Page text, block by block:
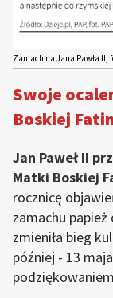
Zamach na Jana Pawła II,
Swoje
Boskiej
Jan Paweł II
Matki Boskiej
rocznicę
zamachu papież
zmieniła bieg
później - 13